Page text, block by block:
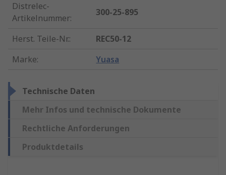
Distrelec-
Artikelnummer:
300-25-895
Herst. Teile-Nr.:
REC50-12
Marke: Yuasa
Technische Daten
Mehr Infos und technische Dokumente
Rechtliche Anforderungen
Produktdetails